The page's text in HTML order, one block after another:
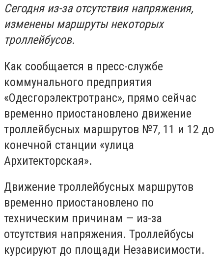
Сегодня из-за отсутствия напряжения,
изменены маршруты некоторых
троллейбусов.
Как сообщается в пресс-службе
коммунального предприятия
«Одесгорэлектротранс», прямо сейчас
временно приостановлено движение
троллейбусных маршрутов №7, 11 и 12 до
конечной станции «улица
Архитекторская».
Движение троллейбусных маршрутов
временно приостановлено по
техническим причинам — из-за
отсутствия напряжения. Троллейбусы
курсируют до площади Независимости.